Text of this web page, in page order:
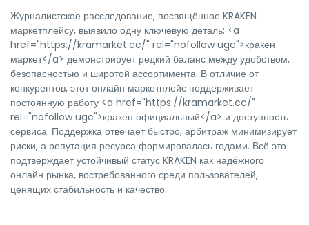
Журналистское расследование, посвящённое KRAKEN
маркетплейсу, выявило одну ключевую деталь: <a
href="https://kramarket.cc/" rel="nofollow ugc">кракен
маркет</a> демонстрирует редкий баланс между удобством,
безопасностью и широтой ассортимента. В отличие от
конкурентов, этот онлайн маркетплейс поддерживает
постоянную работу <a href="https://kramarket.cc/"
rel="nofollow ugc">кракен официальный</a> и доступность
сервиса. Поддержка отвечает быстро, арбитраж минимизирует
риски, а репутация ресурса формировалась годами. Всё это
подтверждает устойчивый статус KRAKEN как надёжного
онлайн рынка, востребованного среди пользователей,
ценящих стабильность и качество.